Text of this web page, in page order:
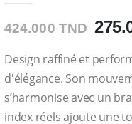
424.000 TND
Design raffiné et
d'élégance. Son
s’harmonise avec un
index réels ajoute une